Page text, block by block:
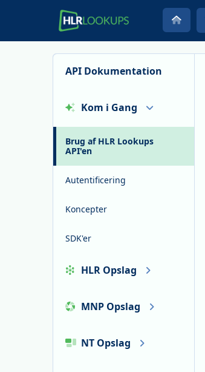
API Dokumentation
Kom i Gang
Brug af HLR Lookups
API'en
Autentificering
Koncepter
SDK'er
HLR Opslag
MNP Opslag
NT Opslag